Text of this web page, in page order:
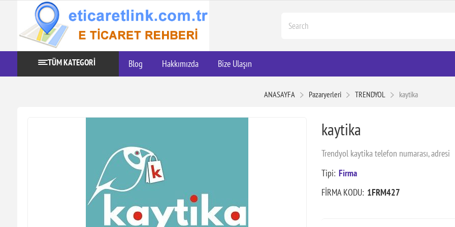
TÜM KATEGORİ Blog Hakkımızda Bize Ulaşın
ANASAYFA Pazaryerleri TRENDYOL kaytika
kaytika
Trendyol kaytika telefon numarası, adresi
Tipi: Firma
FİRMA KODU: 1FRM427